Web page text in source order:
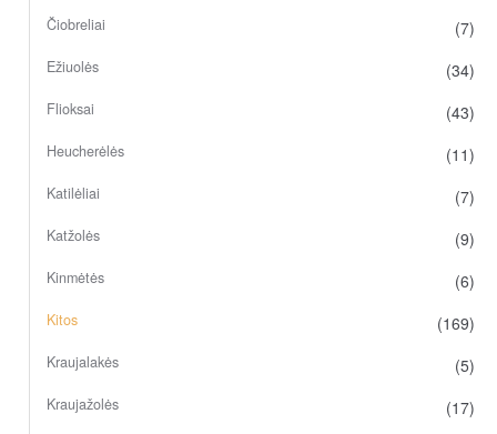
Čiobreliai (7)
Ežiuolės (34)
Flioksai (43)
Heucherėlės (11)
Katilėliai (7)
Katžolės (9)
Kinmėtės (6)
Kitos (169)
Kraujalakės (5)
Kraujažolės (17)